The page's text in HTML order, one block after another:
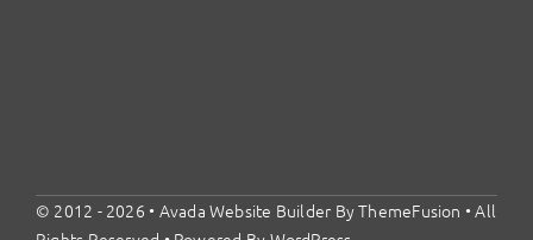
© 2012 - 2026 • Avada Website Builder ByThemeFusion • All